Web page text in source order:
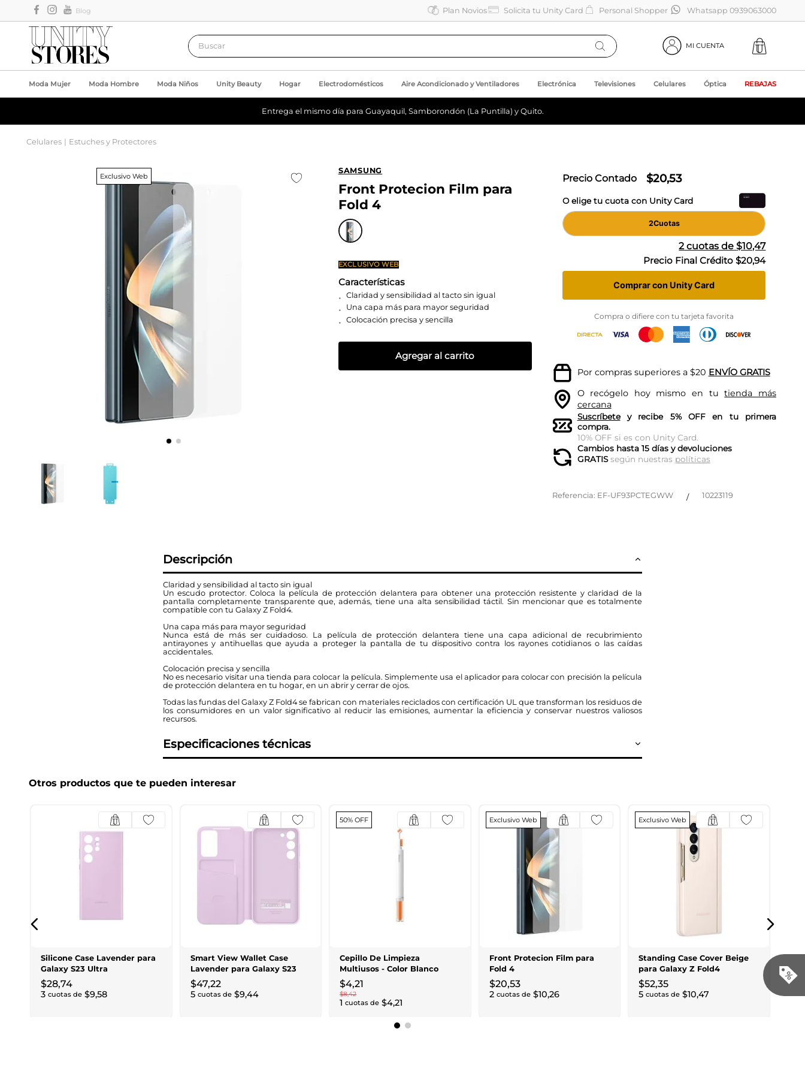
Blog Plan Novios Solicita tu Unity Card Personal Shopper Whatsapp 0939063000
Buscar
MI CUENTA
Moda Mujer Moda Hombre Moda Niños Unity Beauty Hogar Electrodomésticos Aire Acondicionado y Ventiladores Electrónica Televisiones Celulares Óptica REBAJAS
Entrega el mismo día para Guayaquil, Samborondón (La Puntilla) y Quito.
Celulares Estuches y Protectores
Exclusivo Web
SAMSUNG
Front Protecion Film para
Fold 4
EXCLUSIVO WEB
Características
Claridad y sensibilidad al tacto sin igual
Una capa más para mayor seguridad
Colocación precisa y sencilla
Agregar al carrito
Precio Contado $20,53
O elige tu cuota con Unity Card
2Cuotas
2cuotas de $10,47
Precio Final Crédito $20,94
Comprar con Unity Card
Compra o difiere con tu tarjeta favorita
Por compras superiores a $20 ENVÍO GRATIS
O recógelo hoy mismo en tutienda más
cercana
Suscríbetey recibe 5% OFF en tu primera
compra.
10% OFF si es con Unity Card.
Cambios hasta 15 días y devoluciones
GRATISsegún nuestras políticas
Referencia: EF-UF93PCTEGWW / 10223119
Descripción
Claridad y sensibilidad al tacto sin igual
Un escudo protector. Coloca la película de protección delantera para obtener una protección resistente y claridad de la
pantalla completamente transparente que, además, tiene una alta sensibilidad táctil. Sin mencionar que es totalmente
compatible con tu Galaxy Z Fold4.
Una capa más para mayor seguridad
Nunca está de más ser cuidadoso. La película de protección delantera tiene una capa adicional de recubrimiento
antirayones y antihuellas que ayuda a proteger la pantalla de tu dispositivo contra los rayones cotidianos o las caídas
accidentales.
Colocación precisa y sencilla
No es necesario visitar una tienda para colocar la película. Simplemente usa el aplicador para colocar con precisión la película
de protección delantera en tu hogar, en un abrir y cerrar de ojos.
Todas las fundas del Galaxy Z Fold4 se fabrican con materiales reciclados con certificación UL que transforman los residuos de
los consumidores en un valor significativo al reducir las emisiones, aumentar la eficiencia y conservar nuestros valiosos
recursos.
Especificaciones técnicas
Otros productos que te pueden interesar
Silicone Case Lavender para
Galaxy S23 Ultra
$28,74
3 cuotas de $9,58
Smart View Wallet Case
Lavender para Galaxy S23
$47,22
5 cuotas de $9,44
50% OFF
Cepillo De Limpieza
Multiusos - Color Blanco
$4,21
$8,42
1 cuotas de $4,21
Exclusivo Web
Front Protecion Film para
Fold 4
$20,53
2 cuotas de $10,26
Exclusivo Web
Standing Case Cover Beige
para Galaxy Z Fold4
$52,35
5 cuotas de $10,47
1